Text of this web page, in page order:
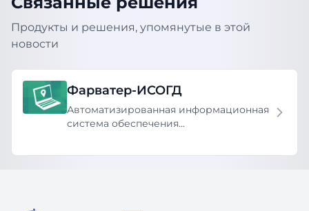
Продукты и решения, упомянутые в этой
новости
Фарватер-ИСОГД
Автоматизированная информационная
система обеспечения